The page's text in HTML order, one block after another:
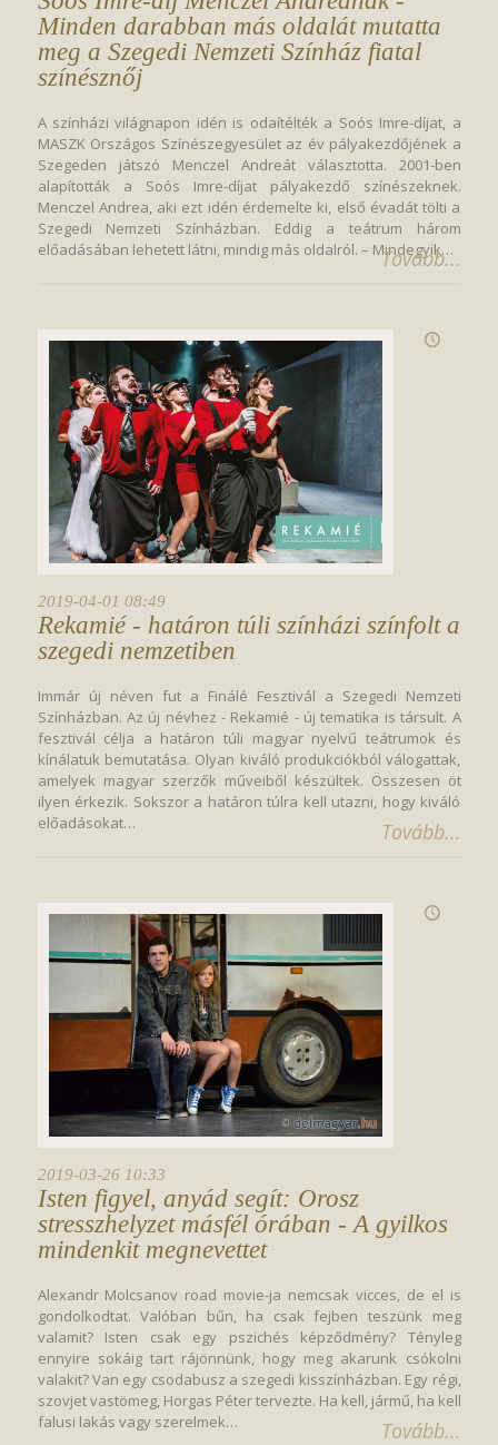
Minden darabban más oldalát mutatta
meg a Szegedi Nemzeti Színház fiatal
színésznőj
A színházi világnapon idén is odaítélték a Soós Imre-díjat, a
MASZK Országos Színészegyesület az év pályakezdőjének a
Szegeden játszó Menczel Andreát választotta. 2001-ben
alapították a Soós Imre-díjat pályakezdő színészeknek.
Menczel Andrea, aki ezt idén érdemelte ki, első évadát tölti a
Szegedi Nemzeti Színházban. Eddig a teátrum három
előadásában lehetett látni, mindig más oldalról. – Mindegyik…
Tovább...
2019-04-01 08:49
Rekamié - határon túli színházi színfolt a
szegedi nemzetiben
Immár új néven fut a Finálé Fesztivál a Szegedi Nemzeti
Színházban. Az új névhez - Rekamié - új tematika is társult. A
fesztivál célja a határon túli magyar nyelvű teátrumok és
kínálatuk bemutatása. Olyan kiváló produkciókból válogattak,
amelyek magyar szerzők műveiből készültek. Összesen öt
ilyen érkezik. Sokszor a határon túlra kell utazni, hogy kiváló
előadásokat…
Tovább...
2019-03-26 10:33
Isten figyel, anyád segít: Orosz
stresszhelyzet másfél órában - A gyilkos
mindenkit megnevettet
Alexandr Molcsanov road movie-ja nemcsak vicces, de el is
gondolkodtat. Valóban bűn, ha csak fejben teszünk meg
valamit? Isten csak egy pszichés képződmény? Tényleg
ennyire sokáig tart rájönnünk, hogy meg akarunk csókolni
valakit? Van egy csodabusz a szegedi kisszínházban. Egy régi,
szovjet vastömeg, Horgas Péter tervezte. Ha kell, jármű, ha kell
falusi lakás vagy szerelmek…
Tovább...